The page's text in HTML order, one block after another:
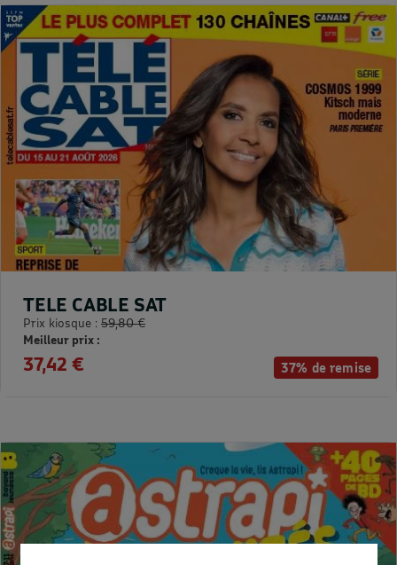
37% de remise
TELE CABLE SAT
Prix kiosque : 59,80 €
Meilleur prix :
37,42 €